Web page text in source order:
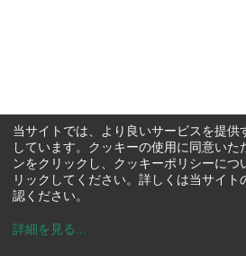
当サイトでは、より良いサービスを提供
しています。クッキーの使用に同意いた
ンをクリックし、クッキーポリシーにつ
リックしてください。詳しくは当サイト
認ください。
詳細を見る ...